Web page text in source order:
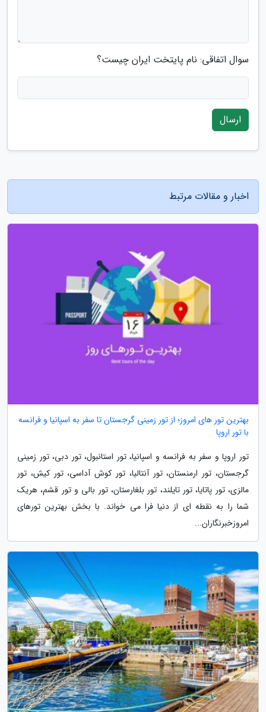
سوال اتفاقی: نام پایتخت ایران چیست؟
ارسال
اخبار و مقالات مرتبط
بهترین تور های امروز؛ از تور زمینی گرجستان تا سفر به اسپانیا و فرانسه
با تور اروپا
تور اروپا و سفر به فرانسه و اسپانیا، تور استانبول، تور دبی، تور زمینی
گرجستان، تور ارمنستان، تور آنتالیا، تور کوش آداسی، تور کیش، تور
مالزی، تور پاتایا، تور تایلند، تور بلغارستان، تور بالی و تور قشم، هریک
شما را به نقطه ای از دنیا فرا می خواند. با بخش بهترین تورهای
امروزخبرنگاران...